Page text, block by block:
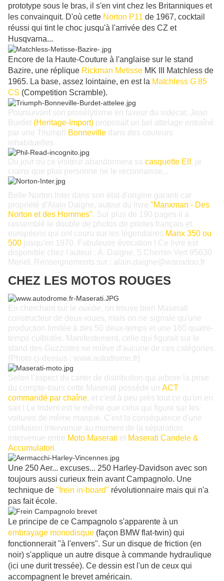
prototype sous le bras, il s'en vint chez les Britanniques et
les convainquit. D'où cette Norton P11 de 1967, cocktail
réussi qui tint le choc jusqu'à l'arrivée des CZ et
Husqvarna...
Encore de la Haute-Couture à l'anglaise sur le stand
Bazire, une réplique Rickman Metisse MK III Matchless de
1965. La base, assez lointaine, en est la Matchless G 85
CS (Competition Scramble).
Poursuivant son prosélytisme en faveur du sidecar, Jean
Burdet (Heritage-Import) proposait un bel attelage entraîné
par une Triumph Bonneville dans des couleurs
inhabituelles.
Du jour où ce visiteur abandonnera sa casquette Elf, je
crains que plus personne ne le reconnaisse...
Belle Norton Inter dans son état d'origine garanti car
propriété d'Alain Daigne, auteur du livre "Manxman - Des
Norton et des Hommes". Sur plus de 190 pages il a
rassemblé le double de photos de pilotes français et
européens qui ont couru sur les légendaires Manx 350 ou
500 jusqu'en 1970. Fabuleuse évocation ! Ce livre est
disponible chez l'auteur : A. Daigne, 5 Chemin Vert 95630
Meriel. Renseignements sur : alain.daigne@wanadoo.fr
CHEZ LES MOTOS ROUGES
En cherchant sur le ouèbe, on trouve bien Maserati
constructeur de deux-roues, mais on ne signale qu'une
production limitée à des 50 deux-temps et une 160 quatre-
temps culbutée. Manifestement, celle qui figurait sur le
stand des Guzzistes ne relève d'aucune de ces catégories.
(Photo ci-dessus : www.autodrome.fr)
Selon l'aspect du carter de distribution qui arbore la prise
du compte-tours cette Maserati possède un ACT
commandé par chaîne, et c'est à peu près tout ce qu'on en
sait ! Le trident est le même que celui qui figure sur les
voitures de même marque. C'est la conséquence d'une
confusion intervenue au moment de la séparation
intervenue entre Moto Maserati et Maserati Candele &
Accumulatori.
Une 250 Aer... excuses... 250 Harley-Davidson avec son
toujours aussi curieux frein avant Campagnolo. Une
technique de "frein in-board" révolutionnaire mais qui n'a
pas fait école.
Le principe de ce Campagnolo s'apparente à un
embrayage monodisque (façon BMW flat-twin) qui
fonctionnerait "à l'envers". Sur un disque de friction (en
noir) s'applique un autre disque à commande hydraulique
(ici une durit tressée). Ce dessin est l'un de ceux qui
accompagnent le brevet américain.